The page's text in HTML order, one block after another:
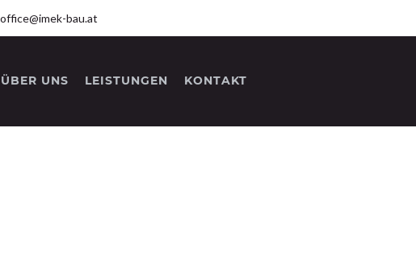
office@imek-bau.at
ÜBER UNS LEISTUNGEN KONTAKT